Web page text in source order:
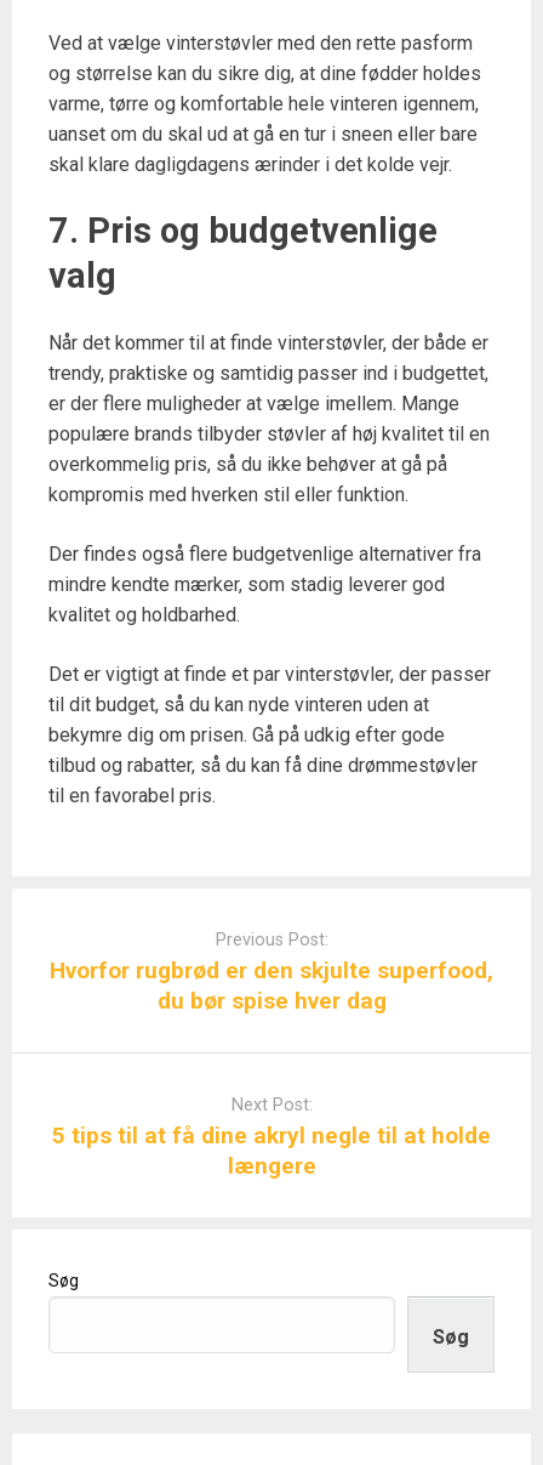
Ved at vælge vinterstøvler med den rette pasform
og størrelse kan du sikre dig, at dine fødder holdes
varme, tørre og komfortable hele vinteren igennem,
uanset om du skal ud at gå en tur i sneen eller bare
skal klare dagligdagens ærinder i det kolde vejr.
7. Pris og budgetvenlige
valg
Når det kommer til at finde vinterstøvler, der både er
trendy, praktiske og samtidig passer ind i budgettet,
er der flere muligheder at vælge imellem. Mange
populære brands tilbyder støvler af høj kvalitet til en
overkommelig pris, så du ikke behøver at gå på
kompromis med hverken stil eller funktion.
Der findes også flere budgetvenlige alternativer fra
mindre kendte mærker, som stadig leverer god
kvalitet og holdbarhed.
Det er vigtigt at finde et par vinterstøvler, der passer
til dit budget, så du kan nyde vinteren uden at
bekymre dig om prisen. Gå på udkig efter gode
tilbud og rabatter, så du kan få dine drømmestøvler
til en favorabel pris.
Previous Post:
Hvorfor rugbrød er den skjulte superfood,
du bør spise hver dag
Next Post:
5 tips til at få dine akryl negle til at holde
længere
Søg
Søg